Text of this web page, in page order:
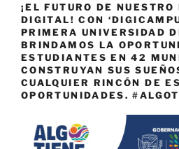
¡EL FUTURO DE NUESTRO
DIGITAL! CON
PRIMERA UNIVERSIDAD
BRINDAMOS LA
ESTUDIANTES EN 42
CONSTRUYAN SUS
CUALQUIER RINCÓN DE
OPORTUNIDADES.